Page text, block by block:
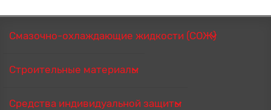
Смазочно-охлаждающие жидкости (СОЖ)
Строительные материалы
Средства индивидуальной защиты